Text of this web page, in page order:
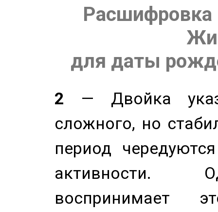
Расшифровка
для даты
2 — Двойка
сложного, но
период
активности.
воспринимает